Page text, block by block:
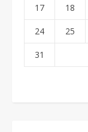
17 18
24 25
31